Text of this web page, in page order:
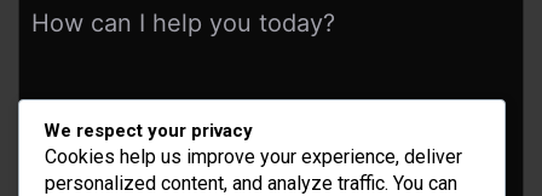
How can I help you today?
We respect your privacy
Cookies help us improve your experience, deliver
personalized content, and analyze traffic. You can